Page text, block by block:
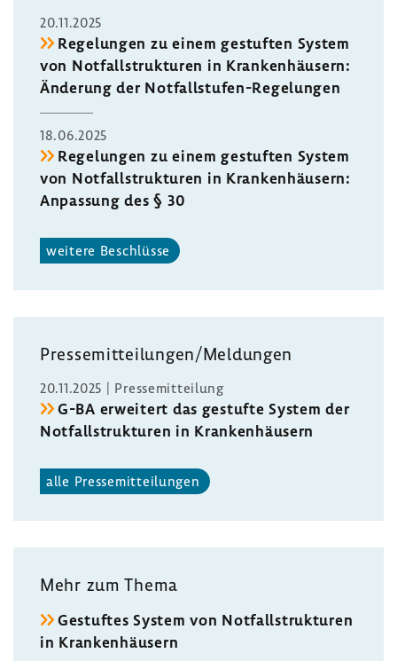
20.11.2025
Rege­lungen zu einem gestuften System
von Notfall­struk­turen in Kran­ken­häu­sern:
Ände­rung der Notfallstufen-​Regelungen
18.06.2025
Rege­lungen zu einem gestuften System
von Notfall­struk­turen in Kran­ken­häu­sern:
Anpas­sung des § 30
weitere Beschlüsse
Pres­se­mit­tei­lungen/Meldungen
20.11.2025 | Pres­se­mit­tei­lung
G-BA erwei­tert das gestufte System der
Notfall­struk­turen in Kran­ken­häu­sern
alle Pres­se­mit­tei­lungen
Mehr zum Thema
Gestuftes System von Notfall­struk­turen
in Kran­ken­häu­sern